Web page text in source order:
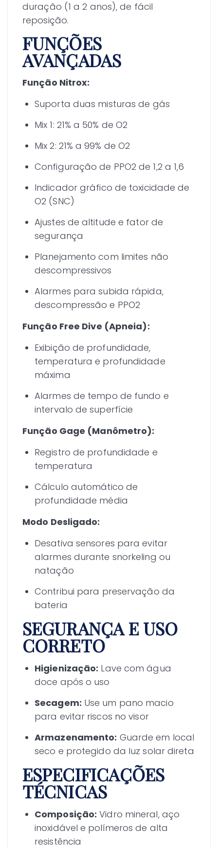
duração (1 a 2 anos), de fácil
reposição.
FUNÇÕES
AVANÇADAS
Função Nitrox:
Suporta duas misturas de gás
Mix 1: 21% a 50% de O2
Mix 2: 21% a 99% de O2
Configuração de PPO2 de 1,2 a 1,6
Indicador gráfico de toxicidade de
O2 (SNC)
Ajustes de altitude e fator de
segurança
Planejamento com limites não
descompressivos
Alarmes para subida rápida,
descompressão e PPO2
Função Free Dive (Apneia):
Exibição de profundidade,
temperatura e profundidade
máxima
Alarmes de tempo de fundo e
intervalo de superfície
Função Gage (Manômetro):
Registro de profundidade e
temperatura
Cálculo automático de
profundidade média
Modo Desligado:
Desativa sensores para evitar
alarmes durante snorkeling ou
natação
Contribui para preservação da
bateria
SEGURANÇA E USO
CORRETO
Higienização: Lave com água
doce após o uso
Secagem: Use um pano macio
para evitar riscos no visor
Armazenamento: Guarde em local
seco e protegido da luz solar direta
ESPECIFICAÇÕES
TÉCNICAS
Composição: Vidro mineral, aço
inoxidável e polímeros de alta
resistência